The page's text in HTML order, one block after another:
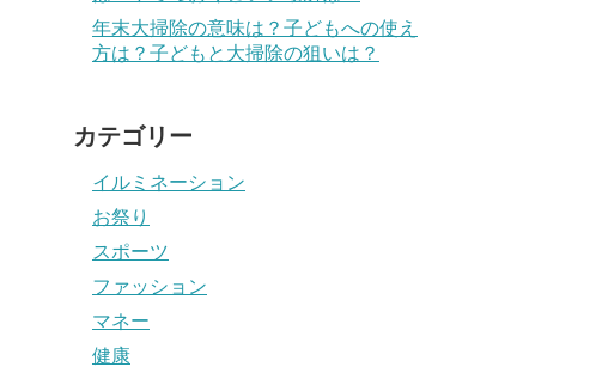
年末大掃除の意味は？子どもへの使え
方は？子どもと大掃除の狙いは？
カテゴリー
イルミネーション
お祭り
スポーツ
ファッション
マネー
健康